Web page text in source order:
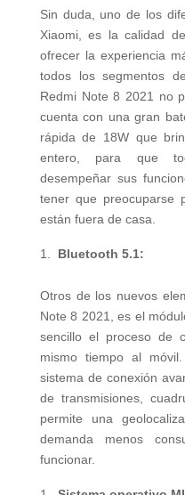
Sin duda, uno de los
Xiaomi, es la calidad
ofrecer la experiencia
todos los segmentos
Redmi Note 8 2021 no
cuenta con una gran
rápida de 18W que
entero, para que
desempeñar sus
tener que
están fuera de casa.
Bluetooth 5.1:
Otros de los nuevos
Note 8 2021, es el
sencillo el proceso de
mismo tiempo al
sistema de conexión
de transmisiones,
permite una
demanda menos
funcionar.